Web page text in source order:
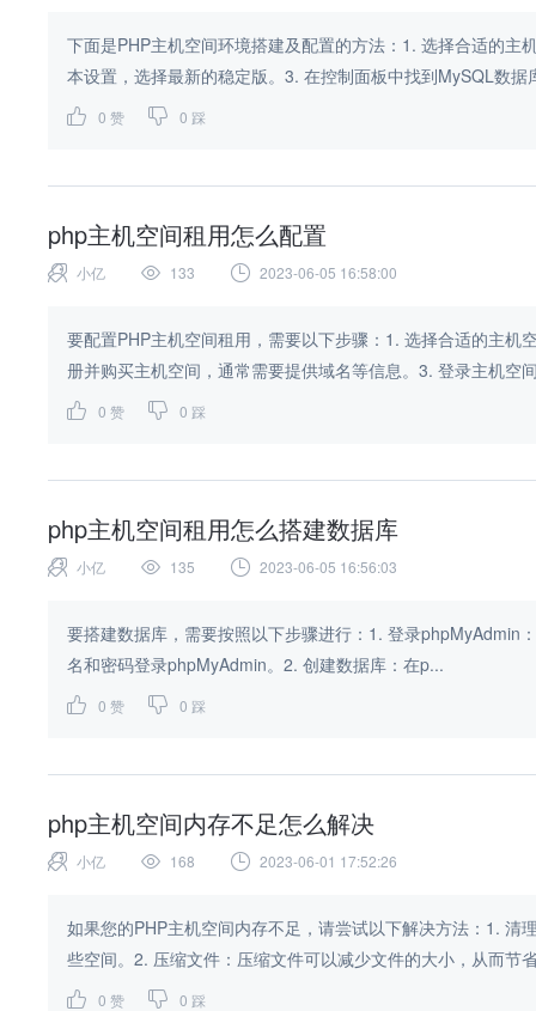
下面是PHP主机空间环境搭建及配置的方法：1. 选择合适的
本设置，选择最新的稳定版。3. 在控制面板中找到MySQL数据
0 赞 0 踩
php主机空间租用怎么配置
小亿 133 2023-06-05 16:58:00
要配置PHP主机空间租用，需要以下步骤：1. 选择合适的主
册并购买主机空间，通常需要提供域名等信息。3. 登录主机空
0 赞 0 踩
php主机空间租用怎么搭建数据库
小亿 135 2023-06-05 16:56:03
要搭建数据库，需要按照以下步骤进行：1. 登录phpMyAdmin
名和密码登录phpMyAdmin。2. 创建数据库：在p...
0 赞 0 踩
php主机空间内存不足怎么解决
小亿 168 2023-06-01 17:52:26
如果您的PHP主机空间内存不足，请尝试以下解决方法：1.
些空间。2. 压缩文件：压缩文件可以减少文件的大小，从而节
0 赞 0 踩